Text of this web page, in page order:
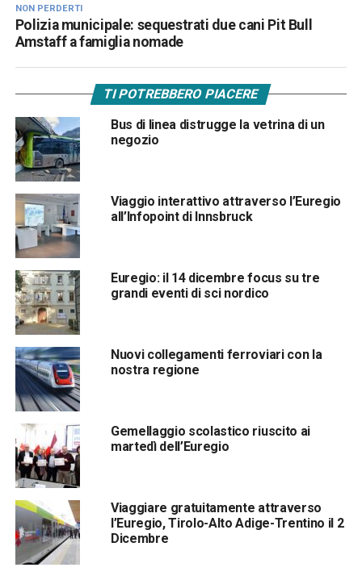
NON PERDERTI
Polizia municipale: sequestrati due cani Pit Bull
Amstaff a famiglia nomade
TI POTREBBERO PIACERE
Bus di linea distrugge la vetrina di un
negozio
Viaggio interattivo attraverso l’Euregio
all’Infopoint di Innsbruck
Euregio: il 14 dicembre focus su tre
grandi eventi di sci nordico
Nuovi collegamenti ferroviari con la
nostra regione
Gemellaggio scolastico riuscito ai
martedì dell’Euregio
Viaggiare gratuitamente attraverso
l’Euregio, Tirolo-Alto Adige-Trentino il 2
Dicembre